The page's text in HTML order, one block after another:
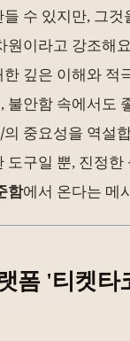
수 있지만, 그것
원이라고 강조해
깊은 이해와 적
불안함 속에서도
의 중요성을 역설
도구일 뿐, 진정한
함에서 온다는 메
폼 '티켓타